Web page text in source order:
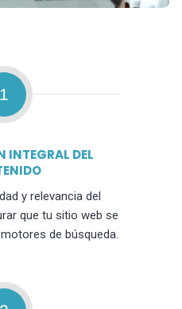
1
INTEGRAL DEL
y relevancia del
que tu sitio web se
de búsqueda.